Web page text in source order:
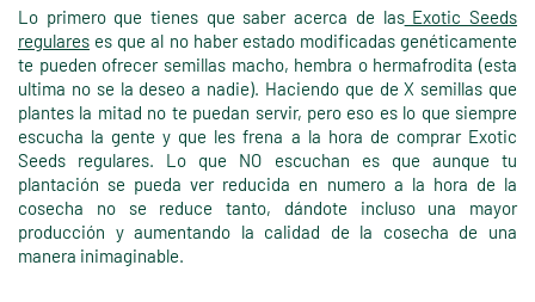
Lo primero que tienes que saber acerca de lasExotic Seeds
regulares es que al no haber estado modificadas genéticamente
te pueden ofrecer semillas macho, hembra o hermafrodita (esta
ultima no se la deseo a nadie). Haciendo que de X semillas que
plantes la mitad no te puedan servir, pero eso es lo que siempre
escucha la gente y que les frena a la hora de comprar Exotic
Seeds regulares. Lo que NO escuchan es que aunque tu
plantación se pueda ver reducida en numero a la hora de la
cosecha no se reduce tanto, dándote incluso una mayor
producción y aumentando la calidad de la cosecha de una
manera inimaginable.